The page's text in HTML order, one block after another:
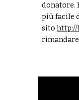
donatore.
più facile
sito http://